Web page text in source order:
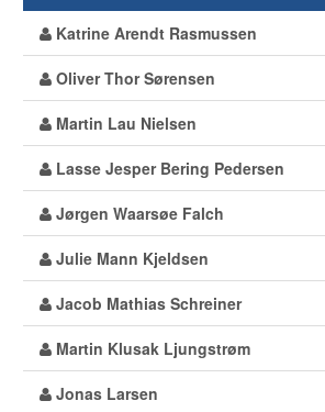
Katrine Arendt Rasmussen
Oliver Thor Sørensen
Martin Lau Nielsen
Lasse Jesper Bering Pedersen
Jørgen Waarsøe Falch
Julie Mann Kjeldsen
Jacob Mathias Schreiner
Martin Klusak Ljungstrøm
Jonas Larsen